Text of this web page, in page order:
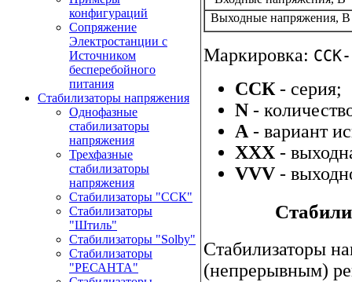
конфигураций
Сопряжение
Электростанции с
Источником
бесперебойного
питания
Стабилизаторы напряжения
Однофазные
стабилизаторы
напряжения
Трехфазные
стабилизаторы
напряжения
Стабилизаторы "ССК"
Стабилизаторы
"Штиль"
Стабилизаторы "Solby"
Стабилизаторы
"РЕСАНТА"
Выходные напряжения, В
Маркировка: ССК-
ССК - серия;
N -
A - вариант
XXX -
VVV -
Стабилизаторы
(непрерывным)